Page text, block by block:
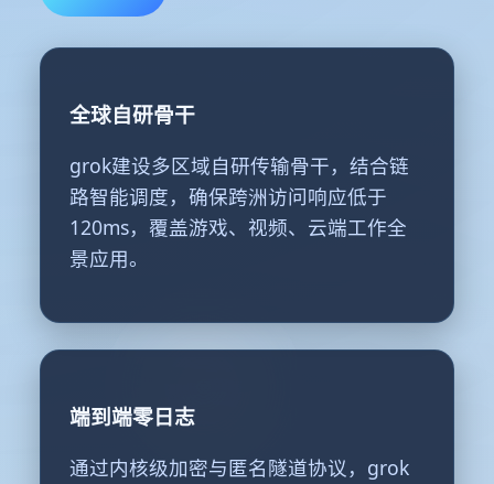
全球自研骨干
grok建设多区域自研传输骨干，结合链
路智能调度，确保跨洲访问响应低于
120ms，覆盖游戏、视频、云端工作全
景应用。
端到端零日志
通过内核级加密与匿名隧道协议，grok